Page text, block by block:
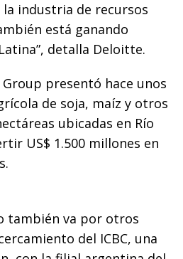
la industria de recursos
está ganando
detalla Deloitte.
presentó hace unos
de soja, maíz y otros
ubicadas en Río
US$ 1.500 millones en
también va por otros
del ICBC, una